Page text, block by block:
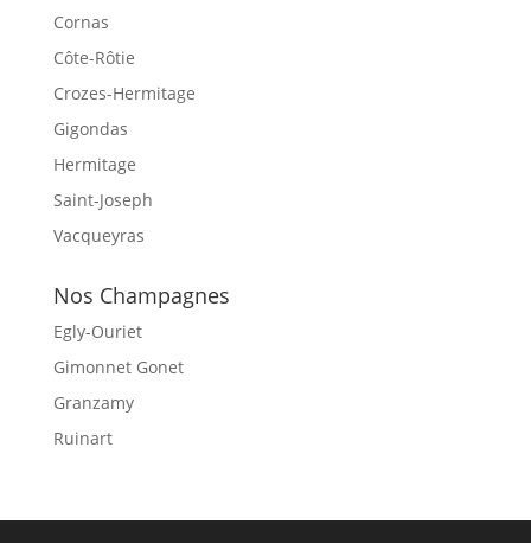
Cornas
Côte-Rôtie
Crozes-Hermitage
Gigondas
Hermitage
Saint-Joseph
Vacqueyras
Nos Champagnes
Egly-Ouriet
Gimonnet Gonet
Granzamy
Ruinart